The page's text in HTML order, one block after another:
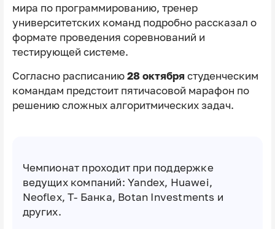
мира по программированию, тренер
университетских команд подробно рассказал о
формате проведения соревнований и
тестирующей системе.
Согласно расписанию 28 октября студенческим
командам предстоит пятичасовой марафон по
решению сложных алгоритмических задач.
Чемпионат проходит при поддержке
ведущих компаний: Yandex, Huawei,
Neoflex, Т- Банка, Botan Investments и
других.